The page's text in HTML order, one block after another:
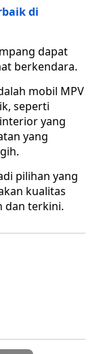
di
dapat
berkendara.
mobil MPV
seperti
yang
yang
pilihan yang
kualitas
dan terkini.